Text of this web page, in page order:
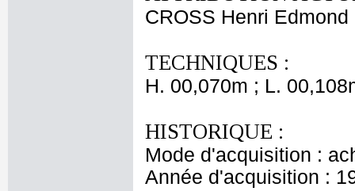
CROSS Henri Edmond
TECHNIQUES :
H. 00,070m ; L.
HISTORIQUE :
Mode d'acquisition :
Année d'acquisition :